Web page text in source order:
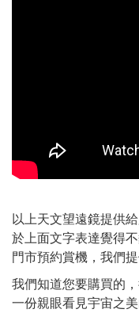
以上天文望遠鏡提供
於上面文字表達覺得
門市預約賞機，我們
我們知道您要購買的
一份親眼看見宇宙之美